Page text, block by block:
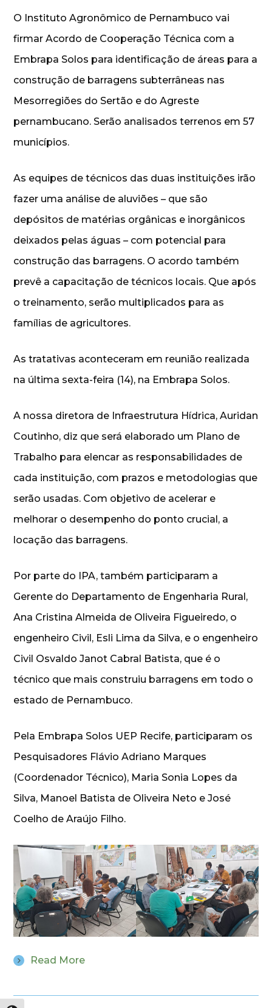
O Instituto Agronômico de Pernambuco vai
firmar Acordo de Cooperação Técnica com a
Embrapa Solos para identificação de áreas para a
construção de barragens subterrâneas nas
Mesorregiões do Sertão e do Agreste
pernambucano. Serão analisados terrenos em 57
municípios.
As equipes de técnicos das duas instituições irão
fazer uma análise de aluviões – que são
depósitos de matérias orgânicas e inorgânicos
deixados pelas águas – com potencial para
construção das barragens. O acordo também
prevê a capacitação de técnicos locais. Que após
o treinamento, serão multiplicados para as
famílias de agricultores.
As tratativas aconteceram em reunião realizada
na última sexta-feira (14), na Embrapa Solos.
A nossa diretora de Infraestrutura Hídrica, Auridan
Coutinho, diz que será elaborado um Plano de
Trabalho para elencar as responsabilidades de
cada instituição, com prazos e metodologias que
serão usadas. Com objetivo de acelerar e
melhorar o desempenho do ponto crucial, a
locação das barragens.
Por parte do IPA, também participaram a
Gerente do Departamento de Engenharia Rural,
Ana Cristina Almeida de Oliveira Figueiredo, o
engenheiro Civil, Esli Lima da Silva, e o engenheiro
Civil Osvaldo Janot Cabral Batista, que é o
técnico que mais construiu barragens em todo o
estado de Pernambuco.
Pela Embrapa Solos UEP Recife, participaram os
Pesquisadores Flávio Adriano Marques
(Coordenador Técnico), Maria Sonia Lopes da
Silva, Manoel Batista de Oliveira Neto e José
Coelho de Araújo Filho.
Read More